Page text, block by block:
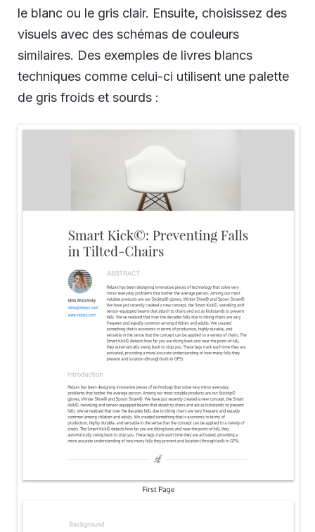
le blanc ou le gris clair. Ensuite, choisissez des
visuels avec des schémas de couleurs
similaires. Des exemples de livres blancs
techniques comme celui-ci utilisent une palette
de gris froids et sourds :